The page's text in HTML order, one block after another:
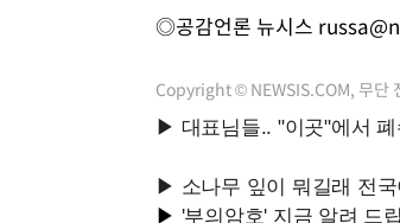
◎공감언론 뉴시스
Copyright © NEWSIS.COM, 무단